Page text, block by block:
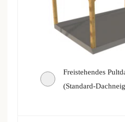
Freistehendes
(Standard-